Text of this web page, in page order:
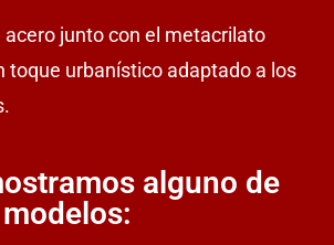
acero junto con el metacrilato
toque urbanístico adaptado a los
alguno de